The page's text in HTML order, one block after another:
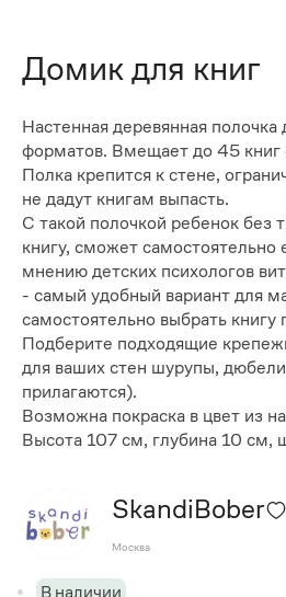
Домик для книг
Настенная деревянная полочка
форматов. Вмещает до 45 книг
Полка крепится к стене,
не дадут книгам выпасть.
С такой полочкой ребенок без
книгу, сможет самостоятельно
мнению детских психологов
- самый удобный вариант для
самостоятельно выбрать книгу
Подберите подходящие
для ваших стен шурупы,
прилагаются).
Возможна покраска в цвет из
Высота 107 см, глубина 10 см,
SkandiBober
Москва
В наличии